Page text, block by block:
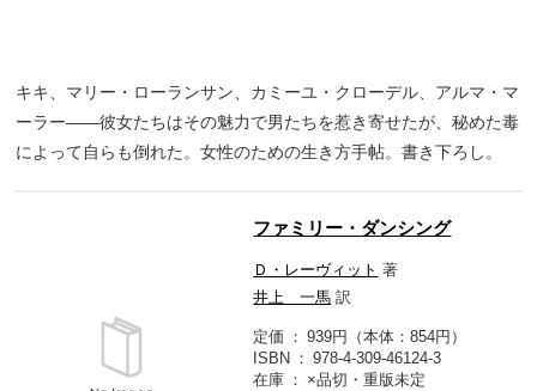
キキ、マリー・ローランサン、カミーユ・クローデル、アルマ・マ
ーラー――彼女たちはその魅力で男たちを惹き寄せたが、秘めた毒
によって自らも倒れた。女性のための生き方手帖。書き下ろし。
ファミリー・ダンシング
Ｄ・レーヴィット 著
井上 一馬 訳
定価
939円（本体：854円）
ISBN
978-4-309-46124-3
在庫
×品切・重版未定